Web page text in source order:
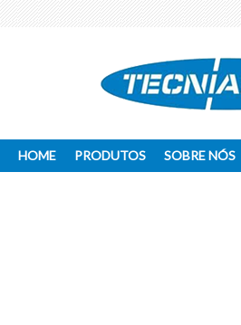
HOME PRODUTOS SOBRE NÓS